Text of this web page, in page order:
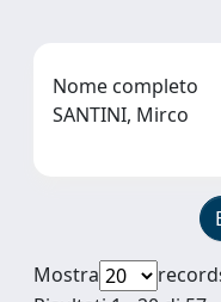
Nome completo
SANTINI, Mirco
Mostra